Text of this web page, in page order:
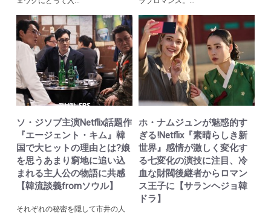
ソ・ジソブ主演Netflix話題作
『エージェント・キム』韓
国で大ヒットの理由とは?娘
を思うあまり窮地に追い込
まれる主人公の物語に共感
【韓流談義fromソウル】
それぞれの秘密を隠して市井の人
ホ・ナムジュンが魅惑的す
ぎる!Netflix『素晴らしき新
世界』感情が激しく変化す
る七変化の演技に注目、冷
血な財閥後継者からロマン
ス王子に【サランヘジョ韓
ドラ】